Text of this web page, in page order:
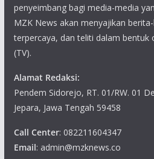
penyeimbang bagi media-media
MZK News akan menyajikan
terpercaya, dan teliti dalam bentuk
(TV).
Alamat Redaksi:
Pendem Sidorejo, RT. 01/RW. 01
Jepara, Jawa Tengah 59458
Call Center: 082211604347
Email: admin@mzknews.co